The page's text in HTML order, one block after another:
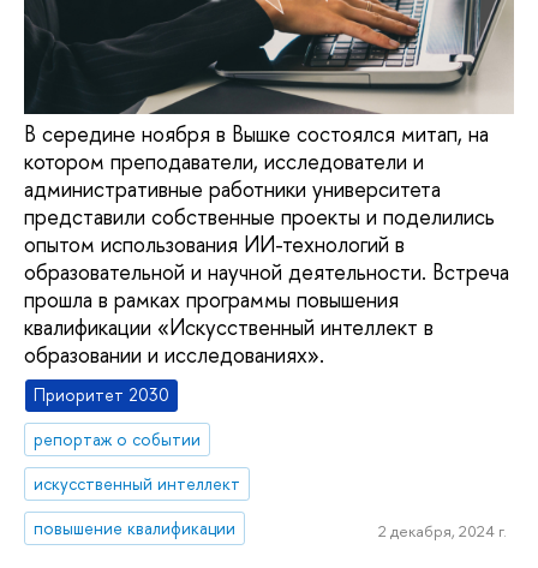
В середине ноября в Вышке состоялся митап, на
котором преподаватели, исследователи и
административные работники университета
представили собственные проекты и поделились
опытом использования ИИ-технологий в
образовательной и научной деятельности. Встреча
прошла в рамках программы повышения
квалификации «Искусственный интеллект в
образовании и исследованиях».
Приоритет 2030
репортаж о событии
искусственный интеллект
повышение квалификации
2 декабря, 2024 г.